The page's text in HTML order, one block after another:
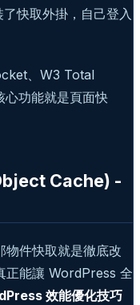
快取外掛，自己登入
、W3 Total
功能就是頁面快
Cache) -
物件快取就是徹底改
正能讓 WordPress 全
效能優化技巧